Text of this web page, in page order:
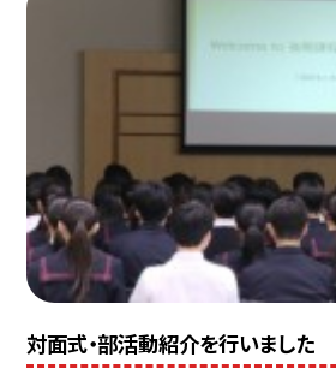
対面式・部活動紹介を行いました